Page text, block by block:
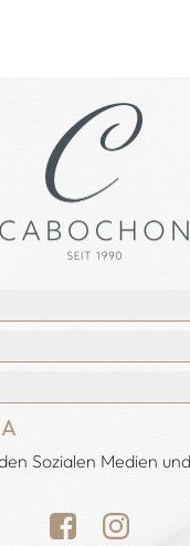
31
Sozialen Medien